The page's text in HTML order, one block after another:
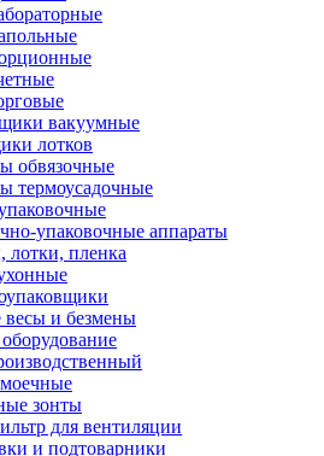
вакуумные
лотков
обвязочные
термоусадочные
упаковочные аппараты
лотки, пленка
и безмены
зонты
для вентиляции
и подтоварники